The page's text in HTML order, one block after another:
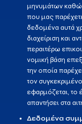
μηνυμάτων
που μας
δεδομένα αυτά
διαχείριση και
περαιτέρω
νομική βάση
την οποία
τον
εφαρμόζεται, το
απαντήσει στα
Δεδομένα